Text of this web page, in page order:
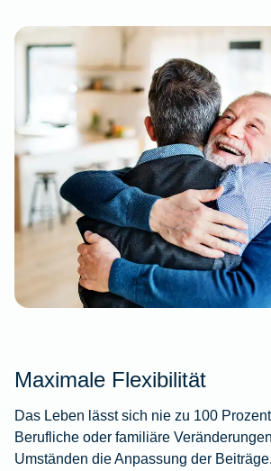
Maximale Flexibilität
Das Leben lässt sich nie zu 100
Berufliche oder familiäre
Umständen die Anpassung der